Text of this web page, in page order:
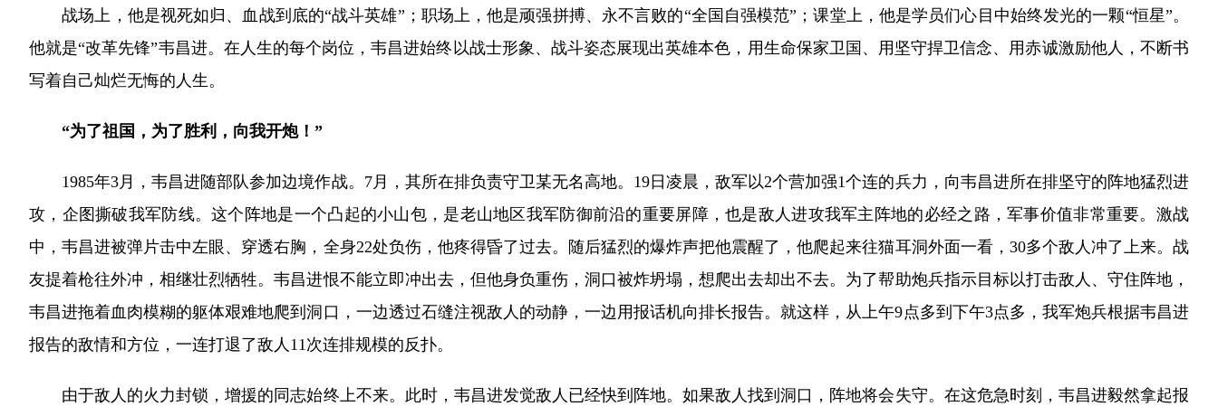
战场上，他是视死如归、血战到底的“战斗英雄”；职场上，他是顽强拼搏、永不言败的“全国自强模范”；课堂上，他是学员们心目中始终发光的一颗“恒星”。
他就是“改革先锋”韦昌进。在人生的每个岗位，韦昌进始终以战士形象、战斗姿态展现出英雄本色，用生命保家卫国、用坚守捍卫信念、用赤诚激励他人，不断书
写着自己灿烂无悔的人生。
“为了祖国，为了胜利，向我开炮！”
1985年3月，韦昌进随部队参加边境作战。7月，其所在排负责守卫某无名高地。19日凌晨，敌军以2个营加强1个连的兵力，向韦昌进所在排坚守的阵地猛烈进
攻，企图撕破我军防线。这个阵地是一个凸起的小山包，是老山地区我军防御前沿的重要屏障，也是敌人进攻我军主阵地的必经之路，军事价值非常重要。激战
中，韦昌进被弹片击中左眼、穿透右胸，全身22处负伤，他疼得昏了过去。随后猛烈的爆炸声把他震醒了，他爬起来往猫耳洞外面一看，30多个敌人冲了上来。战
友提着枪往外冲，相继壮烈牺牲。韦昌进恨不能立即冲出去，但他身负重伤，洞口被炸坍塌，想爬出去却出不去。为了帮助炮兵指示目标以打击敌人、守住阵地，
韦昌进拖着血肉模糊的躯体艰难地爬到洞口，一边透过石缝注视敌人的动静，一边用报话机向排长报告。就这样，从上午9点多到下午3点多，我军炮兵根据韦昌进
报告的敌情和方位，一连打退了敌人11次连排规模的反扑。
由于敌人的火力封锁，增援的同志始终上不来。此时，韦昌进发觉敌人已经快到阵地。如果敌人找到洞口，阵地将会失守。在这危急时刻，韦昌进毅然拿起报